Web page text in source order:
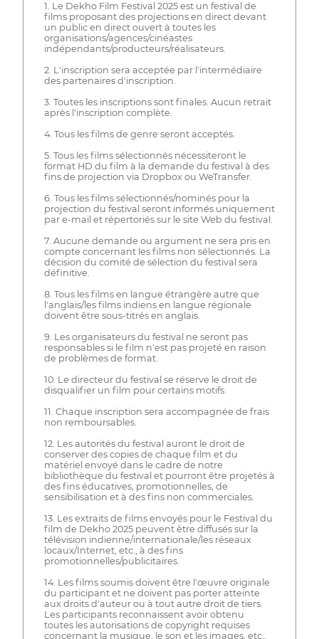
1. Le Dekho Film Festival 2025 est un festival de
films proposant des projections en direct devant
un public en direct ouvert à toutes les
organisations/agences/cinéastes
indépendants/producteurs/réalisateurs.
2. L'inscription sera acceptée par l'intermédiaire
des partenaires d'inscription.
3. Toutes les inscriptions sont finales. Aucun retrait
après l'inscription complète.
4. Tous les films de genre seront acceptés.
5. Tous les films sélectionnés nécessiteront le
format HD du film à la demande du festival à des
fins de projection via Dropbox ou WeTransfer.
6. Tous les films sélectionnés/nominés pour la
projection du festival seront informés uniquement
par e-mail et répertoriés sur le site Web du festival.
7. Aucune demande ou argument ne sera pris en
compte concernant les films non sélectionnés. La
décision du comité de sélection du festival sera
définitive.
8. Tous les films en langue étrangère autre que
l'anglais/les films indiens en langue régionale
doivent être sous-titrés en anglais.
9. Les organisateurs du festival ne seront pas
responsables si le film n'est pas projeté en raison
de problèmes de format.
10. Le directeur du festival se réserve le droit de
disqualifier un film pour certains motifs.
11. Chaque inscription sera accompagnée de frais
non remboursables.
12. Les autorités du festival auront le droit de
conserver des copies de chaque film et du
matériel envoyé dans le cadre de notre
bibliothèque du festival et pourront être projetés à
des fins éducatives, promotionnelles, de
sensibilisation et à des fins non commerciales.
13. Les extraits de films envoyés pour le Festival du
film de Dekho 2025 peuvent être diffusés sur la
télévision indienne/internationale/les réseaux
locaux/Internet, etc., à des fins
promotionnelles/publicitaires.
14. Les films soumis doivent être l'œuvre originale
du participant et ne doivent pas porter atteinte
aux droits d'auteur ou à tout autre droit de tiers.
Les participants reconnaissent avoir obtenu
toutes les autorisations de copyright requises
concernant la musique, le son et les images, etc.,